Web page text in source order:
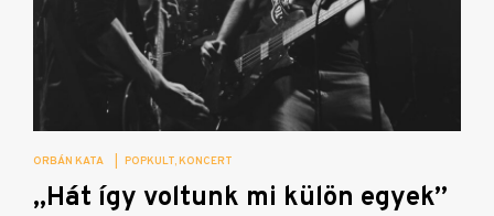
ORBÁN KATA POPKULT KONCERT
„Hát így voltunk mi külön egyek”